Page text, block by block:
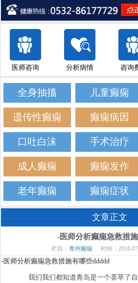
医师咨询 分析病情 咨询
全身抽搐 儿童癫痫
遗传性癫痫 癫痫病因
口吐白沫 手术治疗
成人癫痫 癫痫发作
老年癫痫 癫痫症状
文章正文
-医师分析癫痫急救措
栏目： 青州癫痫 时间：2018-
-医师分析癫痫急救措施有哪些ddddd
我们我们都知道青岛是一个荟萃了自